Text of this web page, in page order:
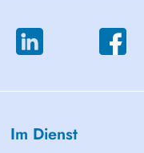
Im Dienst